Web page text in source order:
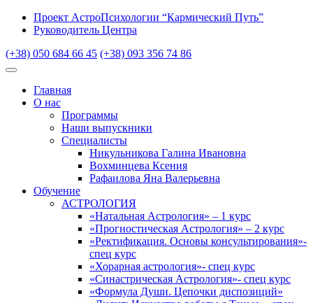
Проект АстроПсихологии “Кармический Путь”
Руководитель Центра
(+38) 050 684 66 45 (+38) 093 356 74 86
Главная
О нас
Программы
Наши выпускники
Специалисты
Никульникова Галина Ивановна
Вохминцева Ксения
Рафаилова Яна Валерьевна
Обучение
АСТРОЛОГИЯ
«Натальная Астрология» – 1 курс
«Прогностическая Астрология» – 2 курс
«Ректификация. Основы консультирования»-
спец курс
«Хорарная астрология»- спец курс
«Синастрическая Астрология»- спец курс
«Формула Души. Цепочки диспозиций»